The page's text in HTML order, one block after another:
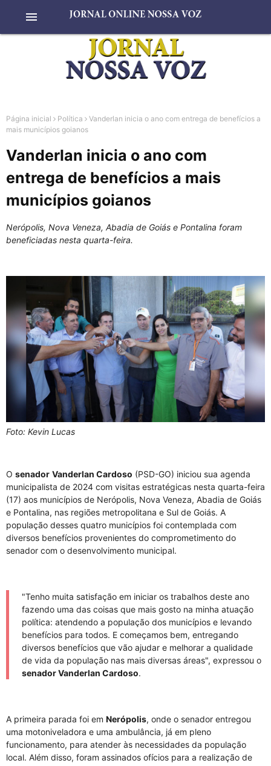
menu
Página inicial Política
Vanderlan inicia o ano com entrega de benefícios a
mais municípios goianos
Vanderlan inicia o ano com
entrega de benefícios a mais
municípios goianos
Nerópolis, Nova Veneza, Abadia de Goiás e Pontalina foram
beneficiadas nesta quarta-feira.
Foto: Kevin Lucas
O senador Vanderlan Cardoso (PSD-GO) iniciou sua agenda
municipalista de 2024 com visitas estratégicas nesta quarta-feira
(17) aos municípios de Nerópolis, Nova Veneza, Abadia de Goiás
e Pontalina, nas regiões metropolitana e Sul de Goiás. A
população desses quatro municípios foi contemplada com
diversos benefícios provenientes do comprometimento do
senador com o desenvolvimento municipal.
"Tenho muita satisfação em iniciar os trabalhos deste ano
fazendo uma das coisas que mais gosto na minha atuação
política: atendendo a população dos municípios e levando
benefícios para todos. E começamos bem, entregando
diversos benefícios que vão ajudar e melhorar a qualidade
de vida da população nas mais diversas áreas", expressou o
senador Vanderlan Cardoso.
A primeira parada foi em Nerópolis, onde o senador entregou
uma motoniveladora e uma ambulância, já em pleno
funcionamento, para atender às necessidades da população
local. Além disso, foram assinados ofícios para a realização de